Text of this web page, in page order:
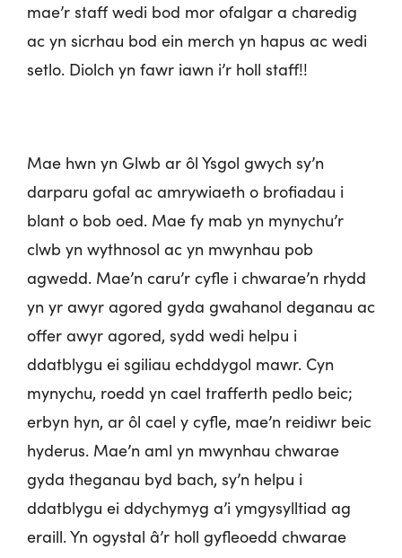
mae’r staff wedi bod mor ofalgar a charedig
ac yn sicrhau bod ein merch yn hapus ac wedi
setlo. Diolch yn fawr iawn i’r holl staff!!
Mae hwn yn Glwb ar ôl Ysgol gwych sy’n
darparu gofal ac amrywiaeth o brofiadau i
blant o bob oed. Mae fy mab yn mynychu’r
clwb yn wythnosol ac yn mwynhau pob
agwedd. Mae’n caru’r cyfle i chwarae’n rhydd
yn yr awyr agored gyda gwahanol deganau ac
offer awyr agored, sydd wedi helpu i
ddatblygu ei sgiliau echddygol mawr. Cyn
mynychu, roedd yn cael trafferth pedlo beic;
erbyn hyn, ar ôl cael y cyfle, mae’n reidiwr beic
hyderus. Mae’n aml yn mwynhau chwarae
gyda theganau byd bach, sy’n helpu i
ddatblygu ei ddychymyg a’i ymgysylltiad ag
eraill. Yn ogystal â’r holl gyfleoedd chwarae